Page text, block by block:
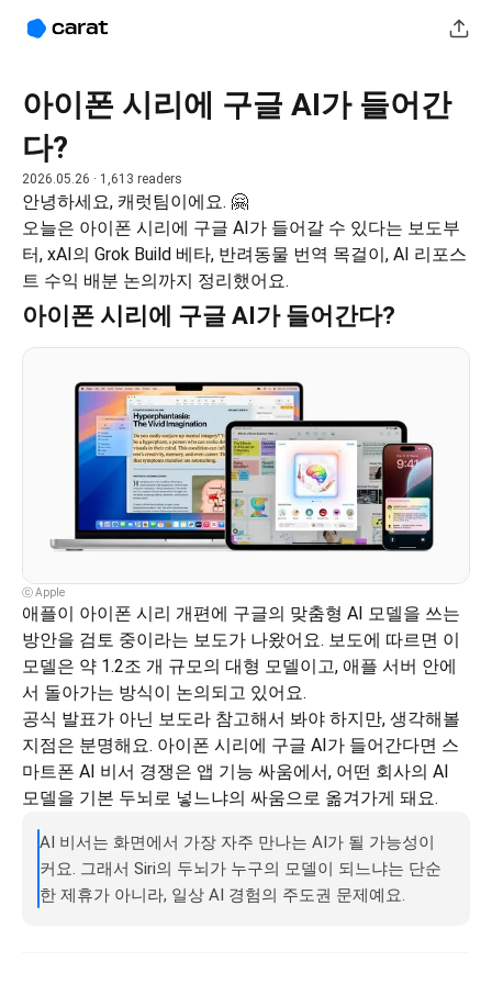
아이폰 시리에 구글 AI가 들어간
다?
2026.05.26 · 1,613 readers
안녕하세요, 캐럿팀이에요. 🤗
오늘은 아이폰 시리에 구글 AI가 들어갈 수 있다는 보도부
터, xAI의 Grok Build 베타, 반려동물 번역 목걸이, AI 리포스
트 수익 배분 논의까지 정리했어요.
아이폰 시리에 구글 AI가 들어간다?
ⓒ Apple
애플이 아이폰 시리 개편에 구글의 맞춤형 AI 모델을 쓰는
방안을 검토 중이라는 보도가 나왔어요. 보도에 따르면 이
모델은 약 1.2조 개 규모의 대형 모델이고, 애플 서버 안에
서 돌아가는 방식이 논의되고 있어요.
공식 발표가 아닌 보도라 참고해서 봐야 하지만, 생각해볼
지점은 분명해요. 아이폰 시리에 구글 AI가 들어간다면 스
마트폰 AI 비서 경쟁은 앱 기능 싸움에서, 어떤 회사의 AI
모델을 기본 두뇌로 넣느냐의 싸움으로 옮겨가게 돼요.
AI 비서는 화면에서 가장 자주 만나는 AI가 될 가능성이
커요. 그래서 Siri의 두뇌가 누구의 모델이 되느냐는 단순
한 제휴가 아니라, 일상 AI 경험의 주도권 문제예요.